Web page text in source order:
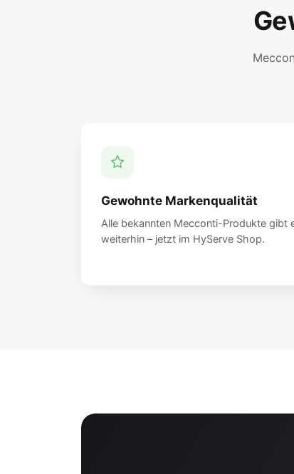
Gewohnte Markenqualität
Alle bekannten Mecconti-Produkte gibt
weiterhin – jetzt im HyServe Shop.